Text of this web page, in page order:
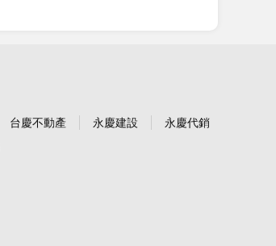
台慶不動產 永慶建設
永慶代銷